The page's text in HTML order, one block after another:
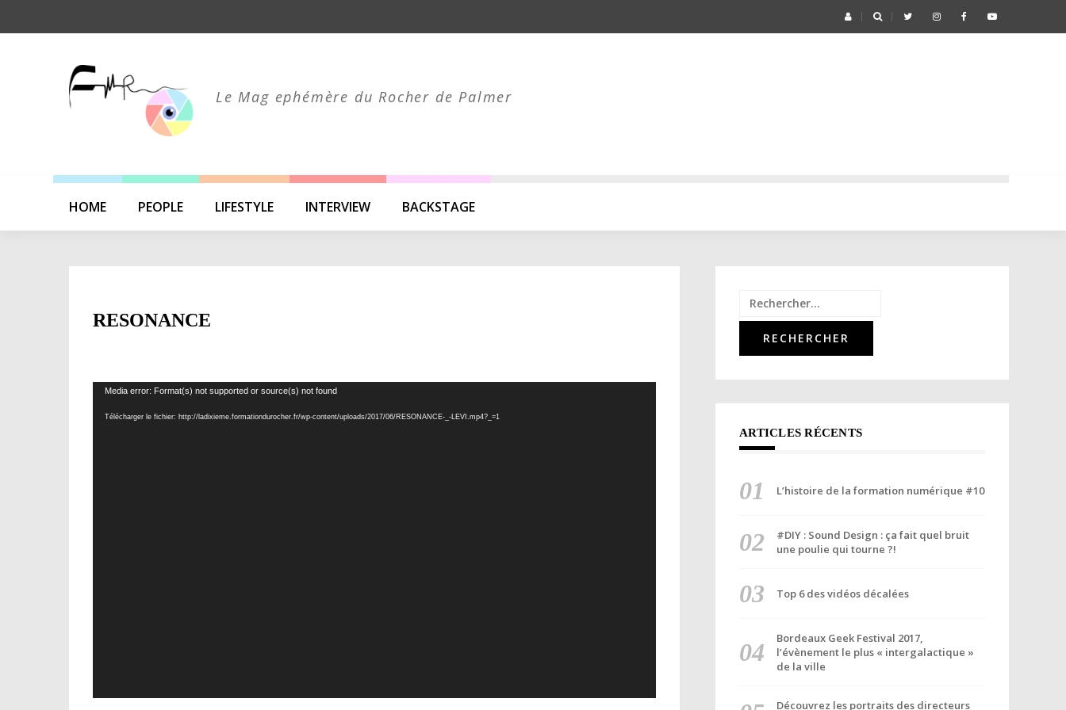
to
Le Mag ephémère du Rocher de Palmer
HOME PEOPLE LIFESTYLE INTERVIEW BACKSTAGE
RESONANCE
Lecteur
vidéo
Media error: Format(s) not supported or source(s) not found
Télécharger le fichier: http://ladixieme.formationdurocher.fr/wp-content/uploads/2017/06/RESONANCE-_-LEVI.mp4?_=1
Rechercher :
ARTICLES RÉCENTS
L’histoire de la formation numérique #10
#DIY : Sound Design : ça fait quel bruit
une poulie qui tourne ?!
Top 6 des vidéos décalées
Bordeaux Geek Festival 2017,
l’évènement le plus « intergalactique »
de la ville
Découvrez les portraits des directeurs